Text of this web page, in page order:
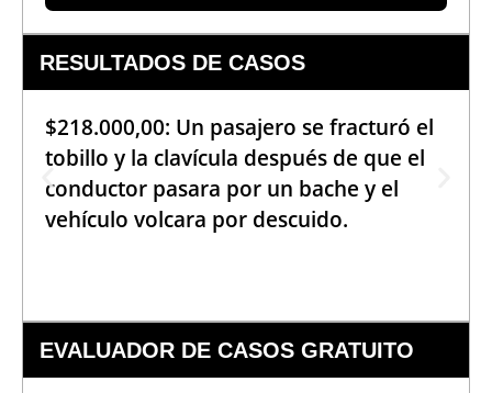
RESULTADOS DE CASOS
$218.000,00: Un pasajero se fracturó el
tobillo y la clavícula después de que el
conductor pasara por un bache y el
vehículo volcara por descuido.
EVALUADOR DE CASOS GRATUITO